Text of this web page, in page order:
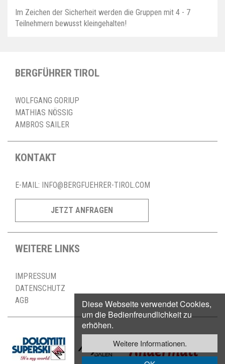
Diese Webseite verwendet Cookies,
um die Bedienfreundlichkeit zu
erhöhen.
Weitere Informationen.
Im Zeichen der Sicherheit werden die Gruppen mit 4 - 7
Teilnehmern bewusst kleingehalten!
BERGFÜHRER TIROL
WOLFGANG GORIUP
MATHIAS NÖSSIG
AMBROS SAILER
KONTAKT
E-MAIL: INFO@BERGFUEHRER-TIROL.COM
JETZT ANFRAGEN
WEITERE LINKS
IMPRESSUM
DATENSCHUTZ
AGB